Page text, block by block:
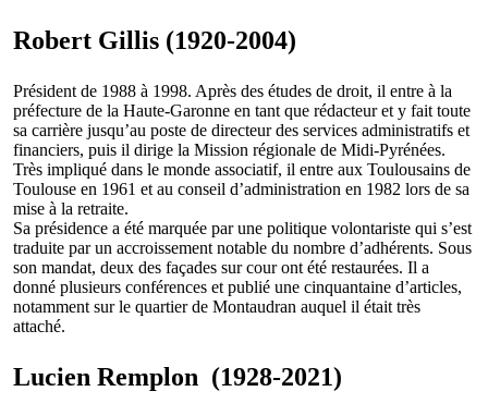
Robert Gillis (1920-2004)
Président de 1988 à 1998. Après des études de droit, il entre à la
préfecture de la Haute-Garonne en tant que rédacteur et y fait toute
sa carrière jusqu’au poste de directeur des services administratifs et
financiers, puis il dirige la Mission régionale de Midi-Pyrénées.
Très impliqué dans le monde associatif, il entre aux Toulousains de
Toulouse en 1961 et au conseil d’administration en 1982 lors de sa
mise à la retraite.
Sa présidence a été marquée par une politique volontariste qui s’est
traduite par un accroissement notable du nombre d’adhérents. Sous
son mandat, deux des façades sur cour ont été restaurées. Il a
donné plusieurs conférences et publié une cinquantaine d’articles,
notamment sur le quartier de Montaudran auquel il était très
attaché.
Lucien Remplon (1928-2021)